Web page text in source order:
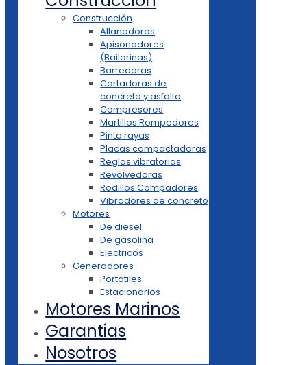
Construcción
Allanadoras
Apisonadores
(Bailarinas)
Barredoras
Cortadoras de
concreto y asfalto
Compresores
Martillos Rompedores
Pinta rayas
Placas compactadoras
Reglas vibratorias
Revolvedoras
Rodillos Compadores
Vibradores de concreto
Motores
De diesel
De gasolina
Electricos
Generadores
Portatiles
Estacionarios
Motores Marinos
Garantias
Nosotros